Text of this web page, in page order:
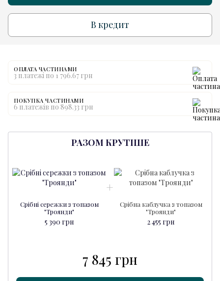
В кредит
ОПЛАТА ЧАСТИНАМИ
3 платежі по 1 796.67 грн
ПОКУПКА ЧАСТИНАМИ
6 платежів по 898.33 грн
РАЗОМ КРУТІШЕ
Срібні сережки з топазом
"Троянди"
5 390 грн
Срібна каблучка з топазом
"Троянди"
2 455 грн
7 845 грн